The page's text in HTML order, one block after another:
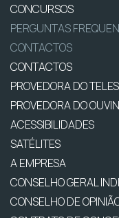
CONCURSOS
PERGUNTAS
CONTACTOS
CONTACTOS
PROVEDORA DO
PROVEDORA DO
ACESSIBILIDADES
SATÉLITES
A EMPRESA
CONSELHO GERAL
CONSELHO DE